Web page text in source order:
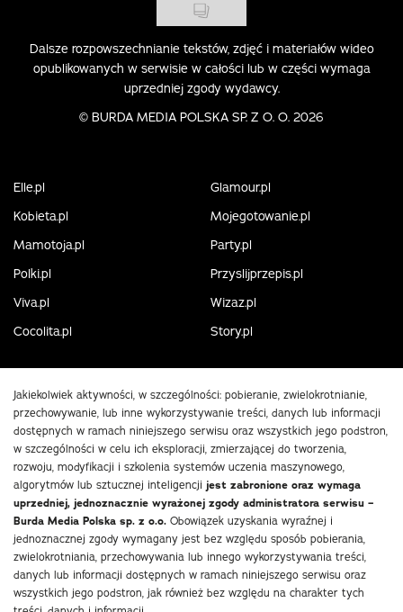
Dalsze rozpowszechnianie tekstów, zdjęć i materiałów wideo
opublikowanych w serwisie w całości lub w części wymaga
uprzedniej zgody wydawcy.
© BURDA MEDIA POLSKA SP. Z O. O. 2026
Elle.pl
Glamour.pl
Kobieta.pl
Mojegotowanie.pl
Mamotoja.pl
Party.pl
Polki.pl
Przyslijprzepis.pl
Viva.pl
Wizaz.pl
Cocolita.pl
Story.pl
Jakiekolwiek aktywności, w szczególności: pobieranie, zwielokrotnianie,
przechowywanie, lub inne wykorzystywanie treści, danych lub informacji
dostępnych w ramach niniejszego serwisu oraz wszystkich jego podstron,
w szczególności w celu ich eksploracji, zmierzającej do tworzenia,
rozwoju, modyfikacji i szkolenia systemów uczenia maszynowego,
algorytmów lub sztucznej inteligencji jest zabronione oraz wymaga
uprzedniej, jednoznacznie wyrażonej zgody administratora serwisu –
Burda Media Polska sp. z o.o. Obowiązek uzyskania wyraźnej i
jednoznacznej zgody wymagany jest bez względu sposób pobierania,
zwielokrotniania, przechowywania lub innego wykorzystywania treści,
danych lub informacji dostępnych w ramach niniejszego serwisu oraz
wszystkich jego podstron, jak również bez względu na charakter tych